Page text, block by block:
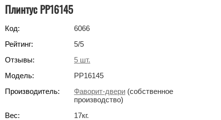
Плинтус РР16145
Код:
6066
Рейтинг:
5/5
Отзывы:
5 шт.
Модель:
PP16145
Производитель:
Фаворит-двери (собственное
производство)
Вес:
17кг.